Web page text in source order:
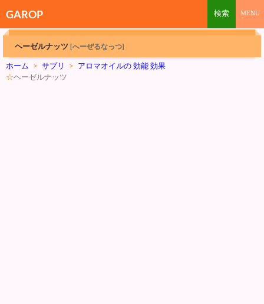
GAROP
ヘーゼルナッツ [へーぜるなっつ]
ホーム > サプリ > アロマオイルの 効能 効果
☆ヘーゼルナッツ